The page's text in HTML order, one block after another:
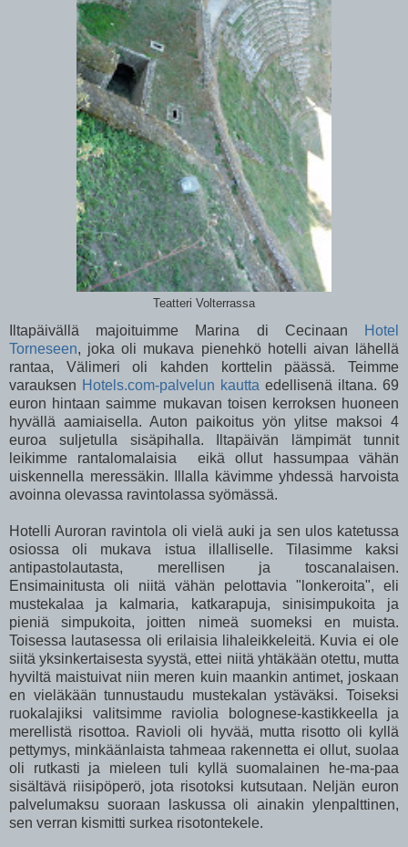
Teatteri Volterrassa
Iltapäivällä majoituimme Marina di Cecinaan
Hotel
Torneseen, joka oli mukava pienehkö hotelli aivan lähellä
rantaa, Välimeri oli kahden korttelin päässä. Teimme
varauksen Hotels.com-palvelun kautta edellisenä iltana. 69
euron hintaan saimme mukavan toisen kerroksen huoneen
hyvällä aamiaisella. Auton paikoitus yön ylitse maksoi 4
euroa suljetulla sisäpihalla. Iltapäivän lämpimät tunnit
leikimme rantalomalaisia eikä ollut hassumpaa vähän
uiskennella meressäkin. Illalla kävimme yhdessä harvoista
avoinna olevassa ravintolassa syömässä.
Hotelli Auroran ravintola oli vielä auki ja sen ulos katetussa
osiossa oli mukava istua illalliselle. Tilasimme kaksi
antipastolautasta, merellisen ja toscanalaisen.
Ensimainitusta oli niitä vähän pelottavia "lonkeroita", eli
mustekalaa ja kalmaria, katkarapuja, sinisimpukoita ja
pieniä simpukoita, joitten nimeä suomeksi en muista.
Toisessa lautasessa oli erilaisia lihaleikkeleitä. Kuvia ei ole
siitä yksinkertaisesta syystä, ettei niitä yhtäkään otettu, mutta
hyviltä maistuivat niin meren kuin maankin antimet, joskaan
en vieläkään tunnustaudu mustekalan ystäväksi. Toiseksi
ruokalajiksi valitsimme raviolia bolognese-kastikkeella ja
merellistä risottoa. Ravioli oli hyvää, mutta risotto oli kyllä
pettymys, minkäänlaista tahmeaa rakennetta ei ollut, suolaa
oli rutkasti ja mieleen tuli kyllä suomalainen he-ma-paa
sisältävä riisipöperö, jota risotoksi kutsutaan. Neljän euron
palvelumaksu suoraan laskussa oli ainakin ylenpalttinen,
sen verran kismitti surkea risotontekele.